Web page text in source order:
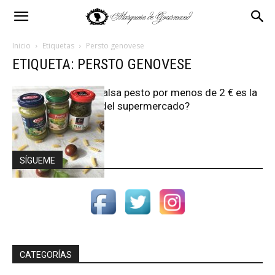
Inicio Etiquetas Persto genovese
ETIQUETA: PERSTO GENOVESE
¿Qué salsa pesto por menos de 2 € es la
mejor del supermercado?
SÍGUEME
CATEGORÍAS